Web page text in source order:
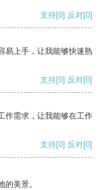
支持[0] 反对[0]
易上手，让我能够快速熟
支持[0] 反对[0]
作需求，让我能够在工作
支持[0] 反对[0]
美景。